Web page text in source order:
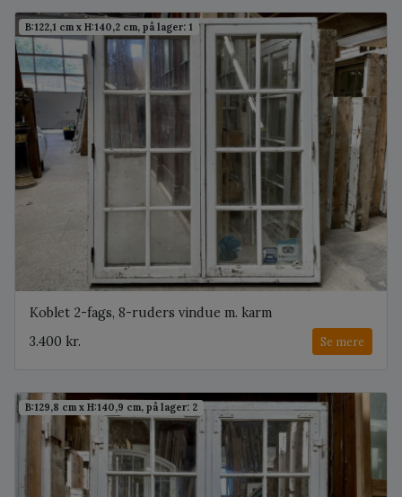
B:122,1 cm x H:140,2 cm, på lager: 1
Koblet 2-fags, 8-ruders vindue m. karm
3.400 kr.
Se mere
B:129,8 cm x H:140,9 cm, på lager: 2